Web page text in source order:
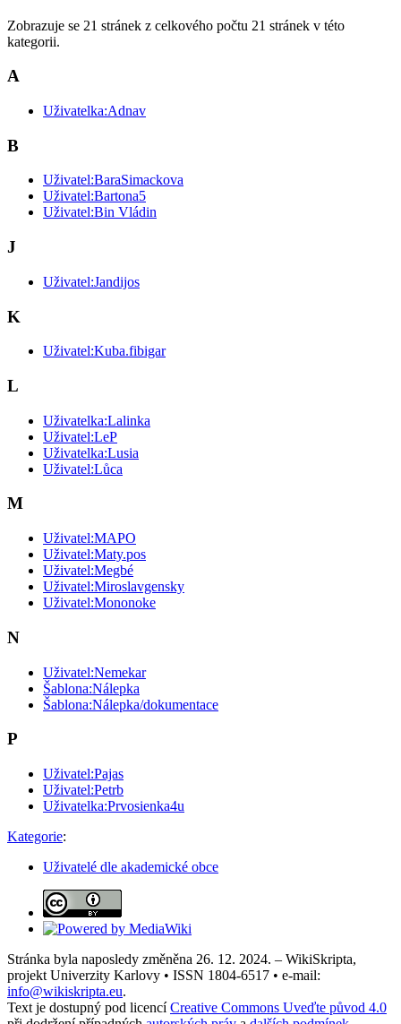
Zobrazuje se 21 stránek z celkového počtu 21 stránek v této
kategorii.
A
Uživatelka:Adnav
B
Uživatel:BaraSimackova
Uživatel:Bartona5
Uživatel:Bin Vládin
J
Uživatel:Jandijos
K
Uživatel:Kuba.fibigar
L
Uživatelka:Lalinka
Uživatel:LeP
Uživatelka:Lusia
Uživatel:Lůca
M
Uživatel:MAPO
Uživatel:Maty.pos
Uživatel:Megbé
Uživatel:Miroslavgensky
Uživatel:Mononoke
N
Uživatel:Nemekar
Šablona:Nálepka
Šablona:Nálepka/dokumentace
P
Uživatel:Pajas
Uživatel:Petrb
Uživatelka:Prvosienka4u
Kategorie:
Uživatelé dle akademické obce
Stránka byla naposledy změněna 26. 12. 2024. – WikiSkripta,
projekt Univerzity Karlovy • ISSN 1804-6517 • e-mail:
info@wikiskripta.eu.
Text je dostupný pod licencíCreative Commons Uveďte původ 4.0